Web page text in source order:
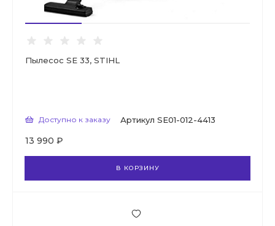
Пылесос SE 33, STIHL
Доступно к заказу Артикул SE01-012-4413
13 990 ₽
В КОРЗИНУ